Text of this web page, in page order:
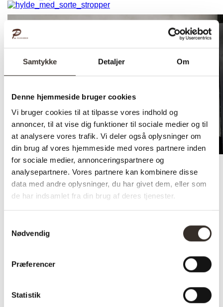
Samtykke Detaljer Om
Denne hjemmeside bruger cookies
Vi bruger cookies til at tilpasse vores indhold og
annoncer, til at vise dig funktioner til sociale medier og til
at analysere vores trafik. Vi deler også oplysninger om
din brug af vores hjemmeside med vores partnere inden
for sociale medier, annonceringspartnere og
analysepartnere. Vores partnere kan kombinere disse
data med andre oplysninger, du har givet dem, eller som
de har indsamlet fra din brug af deres tjenester.
Nødvendig
Præferencer
Statistik
Trustpilot
olie – Læderstrop
På lager